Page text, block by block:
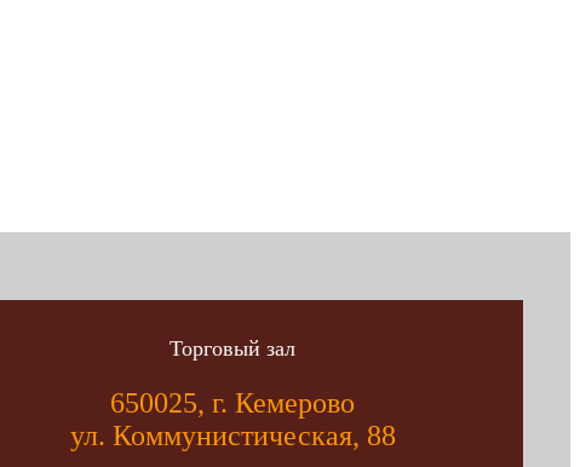
Торговый зал
650025, г. Кемерово
ул. Коммунистическая, 88